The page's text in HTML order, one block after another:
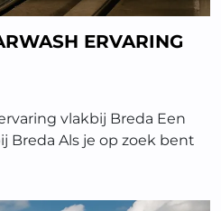
ERVARING
vlakbij Breda Een
Breda Als je op zoek bent